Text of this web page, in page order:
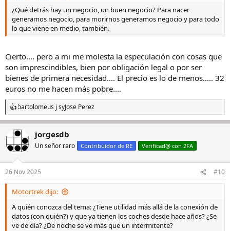
¿Qué detrás hay un negocio, un buen negocio? Para nacer
generamos negocio, para morirnos generamos negocio y para todo
lo que viene en medio, también.
Cierto.... pero a mi me molesta la especulación con cosas que
son imprescindibles, bien por obligación legal o por ser
bienes de primera necesidad.... El precio es lo de menos..... 32
euros no me hacen más pobre....
R
e
c
c
i
n
e
s
bartolomeus j syJose Perez
jorgesdb
Un señor raro Contribuidor de RE Verificad@ con 2FA
26 Nov 2025 #10
Motortrek dijo:
A quién conozca del tema: ¿Tiene utilidad más allá de la conexión de
datos (con quién?) y que ya tienen los coches desde hace años? ¿Se
ve de día? ¿De noche se ve más que un intermitente?